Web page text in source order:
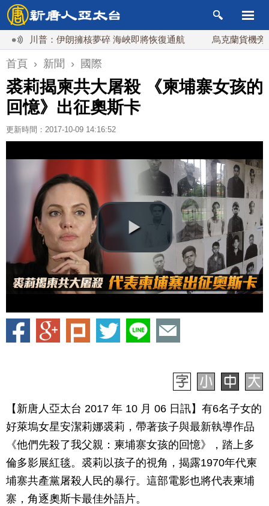
普：伊朗擁核夢碎 海峽即將恢復通航 烏克蘭貨機旁驚現炸
首頁 › 新聞 › 國際
裘莉揭柬共大屠殺 《柬埔寨女孩的
回憶》出征奧斯卡
更新時間：2017-10-09 14:16:52
【新唐人亞太台 2017 年 10 月 06 日訊】有6名子女的
好萊塢女星安潔莉娜裘莉，帶著孩子與最新執導作品
《他們先殺了我父親：柬埔寨女孩的回憶》，踏上多
倫多影展紅毯。裘莉以孩子的視角，揭露1970年代柬
埔寨共產黨屠殺人民的暴行。這部電影也將代表柬埔
寨，角逐奧斯卡最佳外語片。